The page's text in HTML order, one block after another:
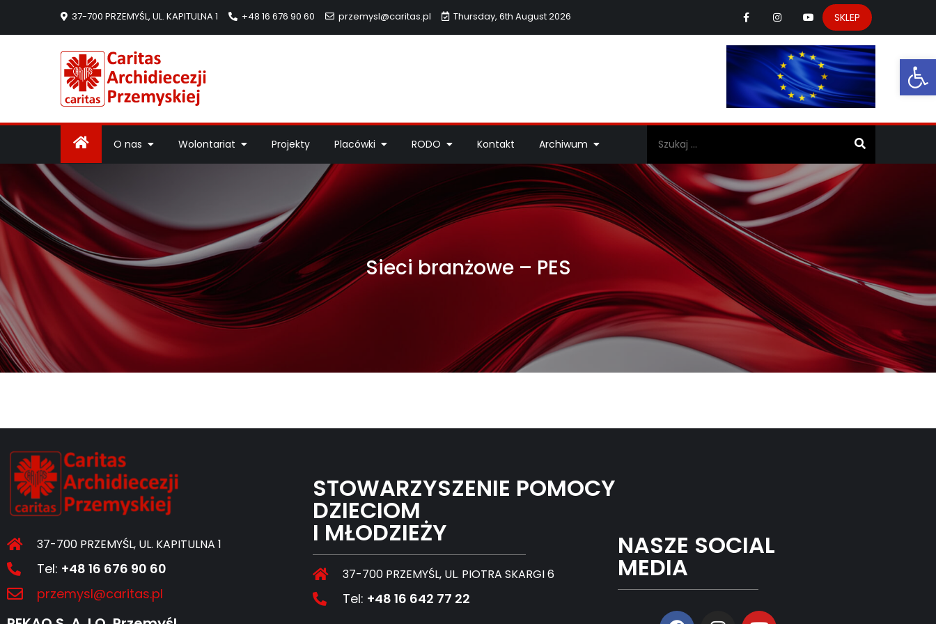
37-700 PRZEMYŚL, UL. KAPITULNA 1 +48 16 676 90 60 przemysl@caritas.pl Thursday, 6th August 2026 SKLEP
O nas Wolontariat Projekty Placówki RODO Kontakt Archiwum
Sieci branżowe – PES
37-700 PRZEMYŚL, UL. KAPITULNA 1
Tel: +48 16 676 90 60
przemysl@caritas.pl
STOWARZYSZENIE POMOCY
DZIECIOM
I MŁODZIEŻY
37-700 PRZEMYŚL, UL. PIOTRA SKARGI 6
Tel: +48 16 642 77 22
NASZE SOCIAL
MEDIA